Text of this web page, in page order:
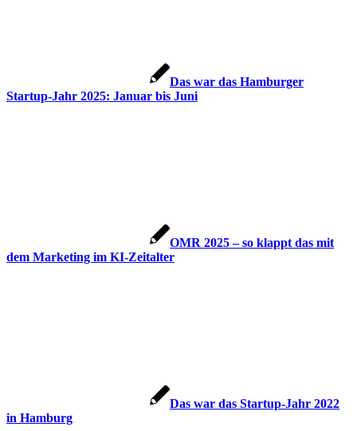
Das war das Hamburger
Startup-Jahr 2025: Januar bis Juni
OMR 2025 – so klappt das mit
dem Marketing im KI-Zeitalter
Das war das Startup-Jahr 2022
in Hamburg